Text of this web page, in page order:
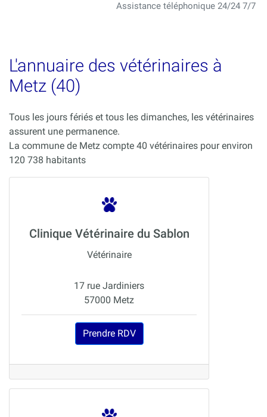
Assistance téléphonique 24/24 7/7
L'annuaire des vétérinaires à
Metz (40)
Tous les jours fériés et tous les dimanches, les vétérinaires
assurent une permanence.
La commune de Metz compte 40 vétérinaires pour environ
120 738 habitants
Clinique Vétérinaire du Sablon
Vétérinaire
17 rue Jardiniers
57000 Metz
Prendre RDV